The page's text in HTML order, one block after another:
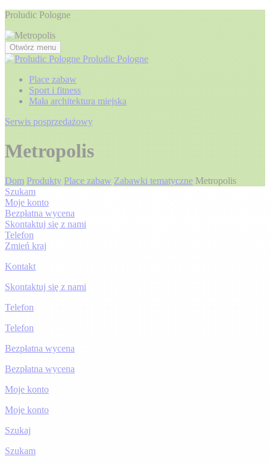
Proludic Pologne
Otwórz menu
Proludic Pologne
Place zabaw
Sport i fitness
Mała architektura miejska
Serwis posprzedażowy
Metropolis
Dom Produkty Place zabaw Zabawki tematyczne Metropolis
Szukam
Moje konto
Bezpłatna wycena
Skontaktuj się z nami
Telefon
Zmień kraj
Kontakt
Skontaktuj się z nami
Telefon
Telefon
Bezpłatna wycena
Bezpłatna wycena
Moje konto
Moje konto
Szukaj
Szukam